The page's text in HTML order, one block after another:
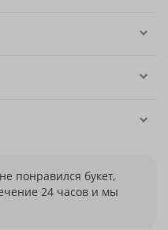
понравился букет,
24 часов и мы